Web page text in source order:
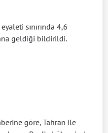
sınırında 4,6
geldiği bildirildi.
göre, Tahran ile